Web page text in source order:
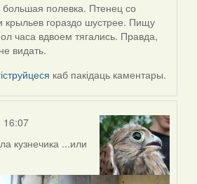
полевка. Птенец со
крыльев гораздо шустрее. Пищу
часа вдвоем тягались. Правда,
видать.
каб пакідаць каментары.
кузнечика ...или